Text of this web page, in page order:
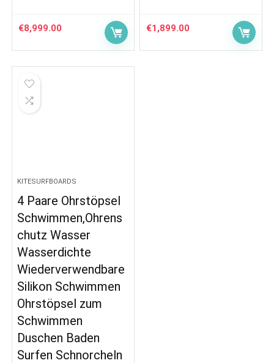
€8,999.00 €1,899.00
KITESURFBOARDS
4 Paare Ohrstöpsel
Schwimmen,Ohrens
chutz Wasser
Wasserdichte
Wiederverwendbare
Silikon Schwimmen
Ohrstöpsel zum
Schwimmen
Duschen Baden
Surfen Schnorcheln